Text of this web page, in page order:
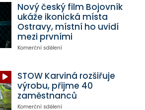
Nový český film Bojovník
ukáže ikonická místa
Ostravy, místní ho uvidí
mezi prvními
Komerční sdělení
STOW Karviná rozšiřuje
výrobu, přijme 40
zaměstnanců
Komerční sdělení